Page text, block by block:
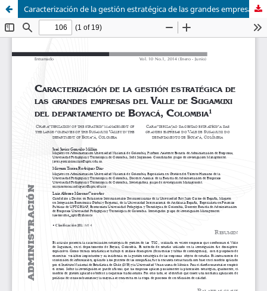
Caracterización de la gestión estratégica de las grandes empresas del Valle de Sugamuxi del departamento de Boyacá, Colombia